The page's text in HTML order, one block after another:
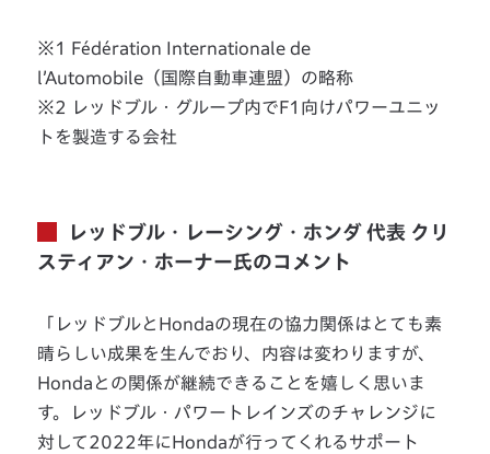
※1 Fédération Internationale de
lʼAutomobile（国際⾃動⾞連盟）の略称
※2 レッドブル・グループ内でF1向けパワーユニッ
トを製造する会社
レッドブル・レーシング・ホンダ 代表 クリ
スティアン・ホーナー氏のコメント
「レッドブルとHondaの現在の協力関係はとても素
晴らしい成果を生んでおり、内容は変わりますが、
Hondaとの関係が継続できることを嬉しく思いま
す。レッドブル・パワートレインズのチャレンジに
対して2022年にHondaが行ってくれるサポート